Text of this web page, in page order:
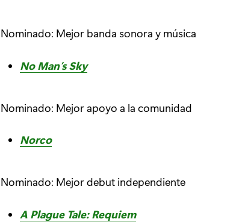
Nominado: Mejor banda sonora y música
No Man’s Sky
Nominado: Mejor apoyo a la comunidad
Norco
Nominado: Mejor debut independiente
A Plague Tale: Requiem